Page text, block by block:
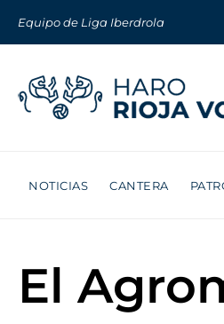
Equipo de Liga Iberdrola
NOTICIAS CANTERA
El